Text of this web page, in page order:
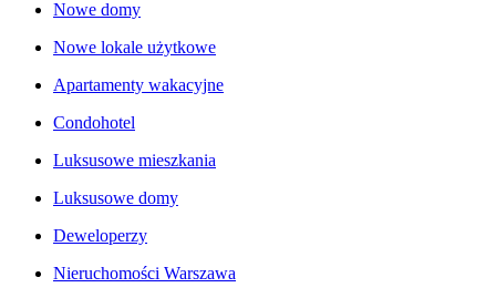
Nowe domy
Nowe lokale użytkowe
Apartamenty wakacyjne
Condohotel
Luksusowe mieszkania
Luksusowe domy
Deweloperzy
Nieruchomości Warszawa